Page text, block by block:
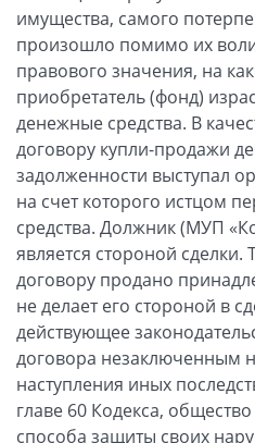
имущества, самого
произошло помимо их
правового значения, на
приобретатель (фонд)
денежные средства. В
договору купли-продажи
задолженности выступал
на счет которого истцом
средства. Должник (МУП
является стороной сделки.
договору продано
не делает его стороной в
действующее
договора незаключенным
наступления иных
главе 60 Кодекса,
способа защиты своих